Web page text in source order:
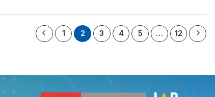
1 2 3 4 5 … 12